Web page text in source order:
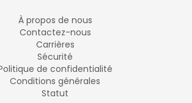
À propos de nous
Contactez-nous
Carrières
Sécurité
de confidentialité
Conditions générales
Statut